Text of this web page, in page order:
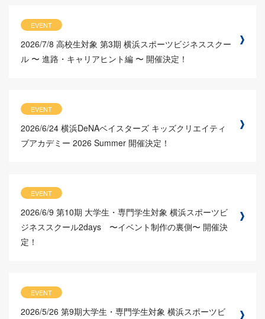
EVENT
2026/7/8 高校生対象 第3期 横浜スポーツビジネススクー
ル 〜 進路・キャリアヒント編 〜 開催決定！
EVENT
2026/6/24 横浜DeNAベイスターズ キッズクリエイティ
ブアカデミー 2026 Summer 開催決定！
EVENT
2026/6/9 第10期 大学生・専門学生対象 横浜スポーツビ
ジネススクール2days 〜イベント制作の裏側〜 開催決
定！
EVENT
2026/5/26 第9期大学生・専門学生対象 横浜スポーツビ